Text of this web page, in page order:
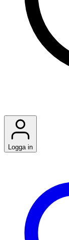
Logga in